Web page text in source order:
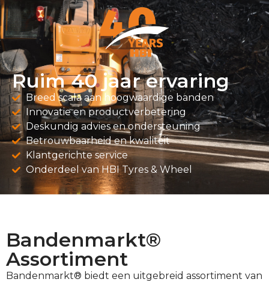
Ruim 40 jaar ervaring
Breed scala aan hoogwaardige banden
Innovatie en productverbetering
Deskundig advies en ondersteuning
Betrouwbaarheid en kwaliteit
Klantgerichte service
Onderdeel van HBI Tyres & Wheel
Bandenmarkt®
Assortiment
Bandenmarkt® biedt een uitgebreid assortiment van